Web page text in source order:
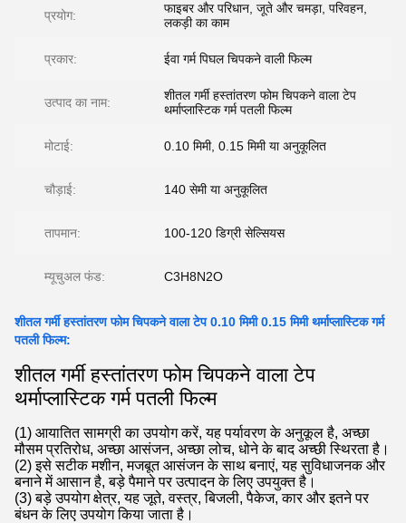
प्रयोग:
फाइबर और परिधान, जूते और चमड़ा, परिवहन,
लकड़ी का काम
प्रकार: ईवा गर्म पिघल चिपकने वाली फिल्म
उत्पाद का नाम:
शीतल गर्मी हस्तांतरण फोम चिपकने वाला टेप
थर्माप्लास्टिक गर्म पतली फिल्म
मोटाई: 0.10 मिमी, 0.15 मिमी या अनुकूलित
चौड़ाई: 140 सेमी या अनुकूलित
तापमान: 100-120 डिग्री सेल्सियस
म्यूचुअल फंड: C3H8N2O
शीतल गर्मी हस्तांतरण फोम चिपकने वाला टेप 0.10 मिमी 0.15 मिमी थर्माप्लास्टिक गर्म
पतली फिल्म:
शीतल गर्मी हस्तांतरण फोम चिपकने वाला टेप
थर्माप्लास्टिक गर्म पतली फिल्म
(1) आयातित सामग्री का उपयोग करें, यह पर्यावरण के अनुकूल है, अच्छा
मौसम प्रतिरोध, अच्छा आसंजन, अच्छा लोच, धोने के बाद अच्छी स्थिरता है।
(2) इसे सटीक मशीन, मजबूत आसंजन के साथ बनाएं, यह सुविधाजनक और
बनाने में आसान है, बड़े पैमाने पर उत्पादन के लिए उपयुक्त है।
(3) बड़े उपयोग क्षेत्र, यह जूते, वस्त्र, बिजली, पैकेज, कार और इतने पर
बंधन के लिए उपयोग किया जाता है।